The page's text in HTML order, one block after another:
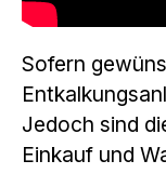
Sofern
Jedoch sind
Einkauf und